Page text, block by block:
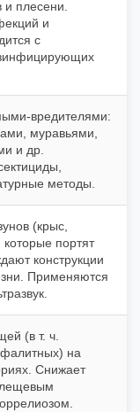
и плесени.
и
с
муравьями,
и др.
методы.
(крыс,
портят
конструкции
Применяются
(в т. ч.
на
Снижает